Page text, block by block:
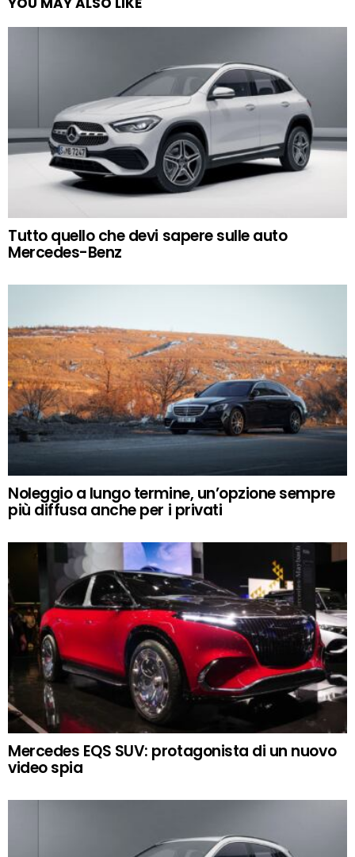
Tutto quello che devi sapere sulle auto
Mercedes-Benz
Noleggio a lungo termine, un’opzione sempre
più diffusa anche per i privati
Mercedes EQS SUV: protagonista di un nuovo
video spia